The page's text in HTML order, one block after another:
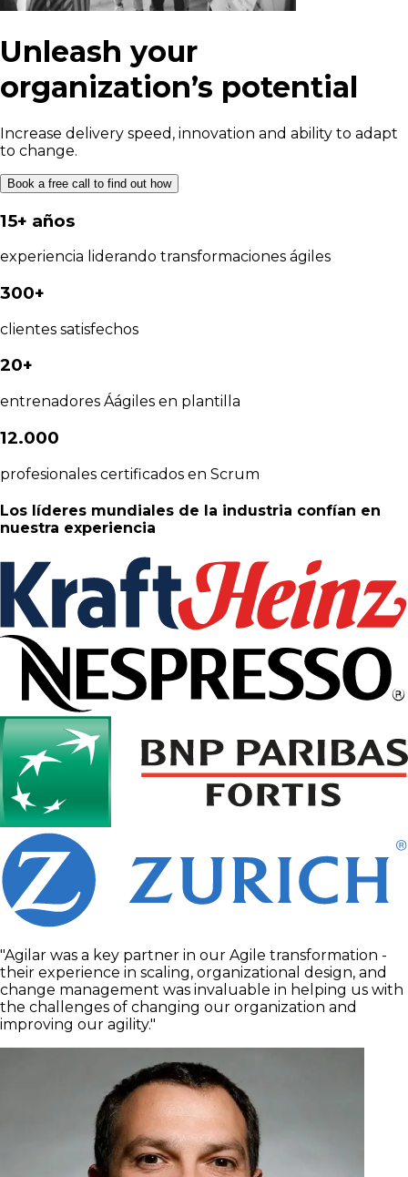
Unleash your
organization’s potential
Increase delivery speed, innovation and ability to adapt
to change.
Book a free call to find out how
15+ años
experiencia liderando transformaciones ágiles
300+
clientes satisfechos
20+
entrenadores Áágiles en plantilla
12.000
profesionales certificados en Scrum
Los líderes mundiales de la industria confían en
nuestra experiencia
"Agilar was a key partner in our Agile transformation -
their experience in scaling, organizational design, and
change management was invaluable in helping us with
the challenges of changing our organization and
improving our agility."